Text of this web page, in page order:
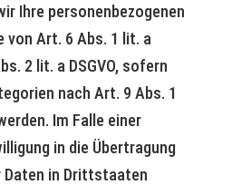
Ihre personenbezogenen
von Art. 6 Abs. 1 lit. a
2 lit. a DSGVO, sofern
nach Art. 9 Abs. 1
Im Falle einer
in die Übertragung
Daten in Drittstaaten